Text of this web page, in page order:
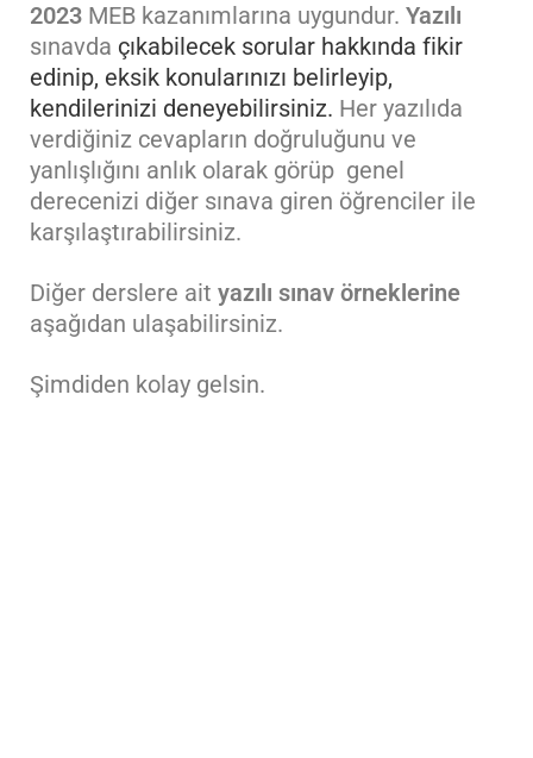
2023 MEB kazanımlarına uygundur. Yazılı
sınavda çıkabilecek sorular hakkında fikir
edinip, eksik konularınızı belirleyip,
kendilerinizi deneyebilirsiniz. Her yazılıda
verdiğiniz cevapların doğruluğunu ve
yanlışlığını anlık olarak görüp genel
derecenizi diğer sınava giren öğrenciler ile
karşılaştırabilirsiniz.
Diğer derslere ait yazılı sınav örneklerine
aşağıdan ulaşabilirsiniz.
Şimdiden kolay gelsin.